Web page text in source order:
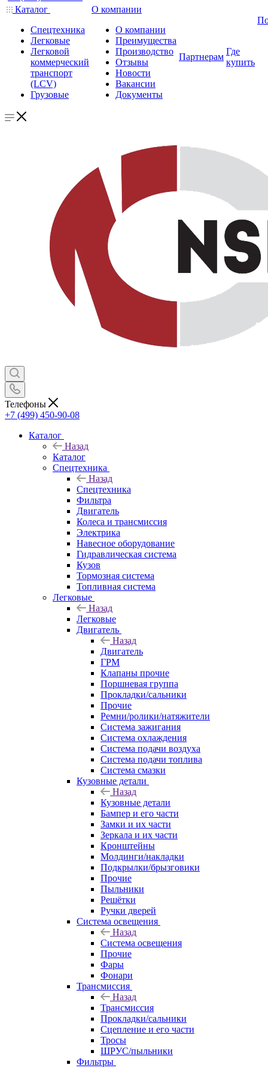
Каталог
Спецтехника
Легковые
Легковой
коммерческий
транспорт
(LCV)
Грузовые
О компании
О компании
Преимущества
Производство
Отзывы
Новости
Вакансии
Документы
Партнерам
Где
купить
Телефоны
+7 (499) 450-90-08
Каталог
Назад
Каталог
Спецтехника
Назад
Спецтехника
Фильтра
Двигатель
Колеса и трансмиссия
Электрика
Навесное оборудование
Гидравлическая система
Кузов
Тормозная система
Топливная система
Легковые
Назад
Легковые
Двигатель
Назад
Двигатель
ГРМ
Клапаны прочие
Поршневая группа
Прокладки/сальники
Прочие
Ремни/ролики/натяжители
Система зажигания
Система охлаждения
Система подачи воздуха
Система подачи топлива
Система смазки
Кузовные детали
Назад
Кузовные детали
Бампер и его части
Замки и их части
Зеркала и их части
Кронштейны
Молдинги/накладки
Подкрылки/брызговики
Прочие
Пыльники
Решётки
Ручки дверей
Система освещения
Назад
Система освещения
Прочие
Фары
Фонари
Трансмиссия
Назад
Трансмиссия
Прокладки/сальники
Сцепление и его части
Тросы
ШРУС/пыльники
Фильтры